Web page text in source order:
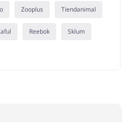
Zooplus Tiendanimal
Reebok Sklum